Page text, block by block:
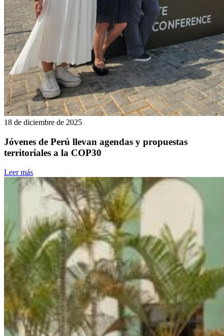
18 de diciembre de 2025
Jóvenes de Perú llevan agendas y propuestas
territoriales a la COP30
Leer más